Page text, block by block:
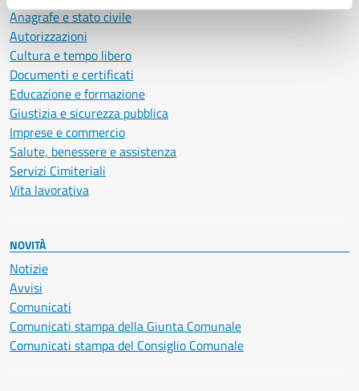
Anagrafe e stato civile
Autorizzazioni
Cultura e tempo libero
Documenti e certificati
Educazione e formazione
Giustizia e sicurezza pubblica
Imprese e commercio
Salute, benessere e assistenza
Servizi Cimiteriali
Vita lavorativa
NOVITÀ
Notizie
Avvisi
Comunicati
Comunicati stampa della Giunta Comunale
Comunicati stampa del Consiglio Comunale